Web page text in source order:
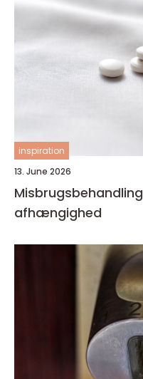
inspiration
13. June 2026
Misbrugsbehandling vejen til et liv uden
afhængighed